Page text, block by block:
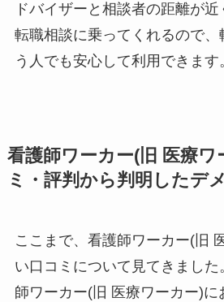
ドバイザーと相談者の距離が
転職相談に乗ってくれるので、
う人でも安心して利用できます
看護師ワーカー(旧 医療ワ
ミ・評判から判明したデ
ここまで、看護師ワーカー(旧
い口コミについて見てきまし
師ワーカー(旧 医療ワーカー)に